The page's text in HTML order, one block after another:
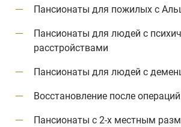
Николаевной, ответственно,
вежливо и дружелюбно относятся
к постояльцам. Спасибо всему
труд, заботу и человеческое
Пансионаты для пожилых с
Пансионаты для людей с
расстройствами
Пансионаты для людей с
Восстановление после операций
Пансионаты с 2-х местным